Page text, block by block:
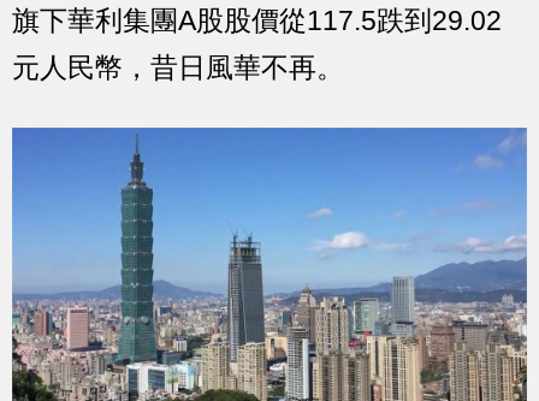
旗下華利集團A股股價從117.5跌到29.02
元人民幣，昔日風華不再。